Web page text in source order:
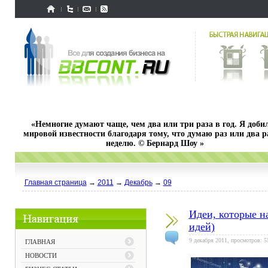
«Немногие думают чаще, чем два или три раза в год. Я
мировой известности благодаря тому, что думаю раз или два
неделю. © Бернард Шоу »
Главная страница→ 2011 → Декабрь→ 09
ГЛАВНАЯ
НОВОСТИ
Идеи, которые
идей)
9 декабря 2011, просмотров: